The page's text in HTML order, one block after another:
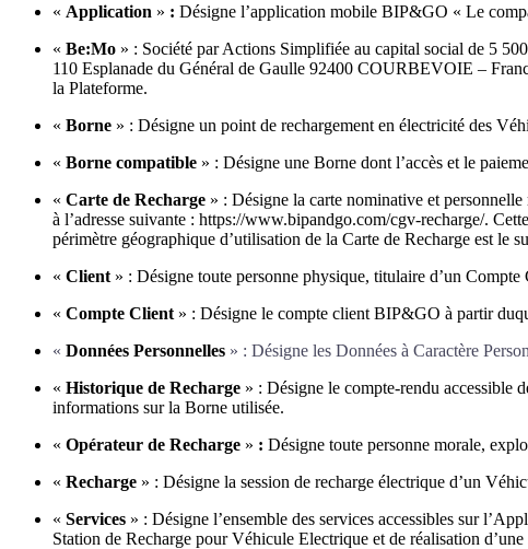
« Application » : Désigne l’application mobile BIP&GO « Le
« Be:Mo » : Société par Actions Simplifiée au capital social de 5
110 Esplanade du Général de Gaulle 92400 COURBEVOIE –
la Plateforme.
« Borne » : Désigne un point de rechargement en électricité des
« Borne compatible » : Désigne une Borne dont l’accès et le
« Carte de Recharge » : Désigne la carte nominative et
à l’adresse suivante : https://www.bipandgo.com/cgv-recharge/.
périmètre géographique d’utilisation de la Carte de Recharge est le
« Client » : Désigne toute personne physique, titulaire d’un
« Compte Client » : Désigne le compte client BIP&GO à partir
« Données Personnelles » : Désigne les Données à Caractère
« Historique de Recharge » : Désigne le compte-rendu accessible
informations sur la Borne utilisée.
« Opérateur de Recharge » : Désigne toute personne morale,
« Recharge » : Désigne la session de recharge électrique d’un
« Services » : Désigne l’ensemble des services accessibles sur
Station de Recharge pour Véhicule Electrique et de réalisation